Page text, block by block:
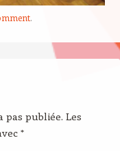
.
pas publiée. Les
*